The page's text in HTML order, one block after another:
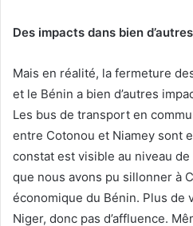
Des impacts dans bien
Mais en réalité, la fermeture
et le Bénin a bien d’autres
Les bus de transport en
entre Cotonou et Niamey sont
constat est visible au niveau
que nous avons pu sillonner à
économique du Bénin. Plus de
Niger, donc pas d’affluence.